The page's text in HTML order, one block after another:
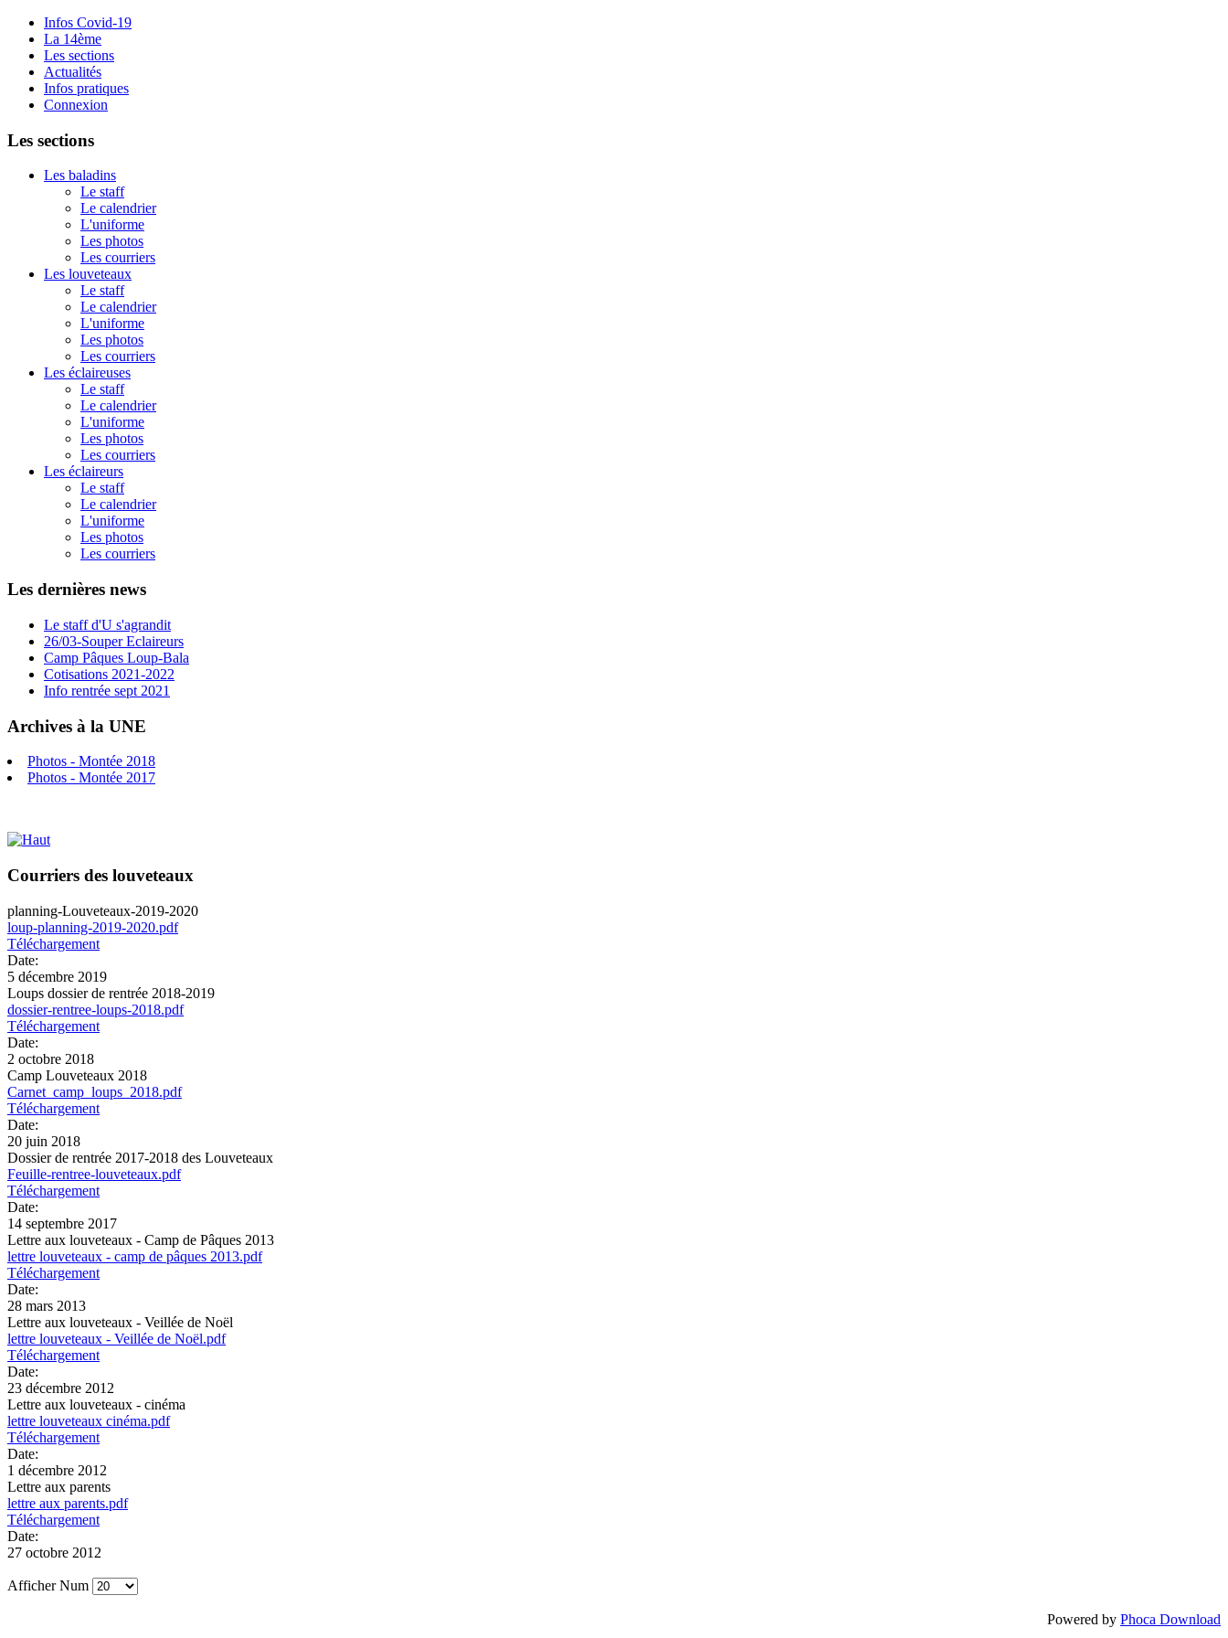
Infos Covid-19
La 14ème
Les sections
Actualités
Infos pratiques
Connexion
Les sections
Les baladins
Le staff
Le calendrier
L'uniforme
Les photos
Les courriers
Les louveteaux
Le staff
Le calendrier
L'uniforme
Les photos
Les courriers
Les éclaireuses
Le staff
Le calendrier
L'uniforme
Les photos
Les courriers
Les éclaireurs
Le staff
Le calendrier
L'uniforme
Les photos
Les courriers
Les dernières news
Le staff d'U s'agrandit
26/03-Souper Eclaireurs
Camp Pâques Loup-Bala
Cotisations 2021-2022
Info rentrée sept 2021
Archives à la UNE
Photos - Montée 2018
Photos - Montée 2017
Courriers des louveteaux
planning-Louveteaux-2019-2020
loup-planning-2019-2020.pdf
Téléchargement
Date:
5 décembre 2019
Loups dossier de rentrée 2018-2019
dossier-rentree-loups-2018.pdf
Téléchargement
Date:
2 octobre 2018
Camp Louveteaux 2018
Carnet_camp_loups_2018.pdf
Téléchargement
Date:
20 juin 2018
Dossier de rentrée 2017-2018 des Louveteaux
Feuille-rentree-louveteaux.pdf
Téléchargement
Date:
14 septembre 2017
Lettre aux louveteaux - Camp de Pâques 2013
lettre louveteaux - camp de pâques 2013.pdf
Téléchargement
Date:
28 mars 2013
Lettre aux louveteaux - Veillée de Noël
lettre louveteaux - Veillée de Noël.pdf
Téléchargement
Date:
23 décembre 2012
Lettre aux louveteaux - cinéma
lettre louveteaux cinéma.pdf
Téléchargement
Date:
1 décembre 2012
Lettre aux parents
lettre aux parents.pdf
Téléchargement
Date:
27 octobre 2012
Afficher Num
Powered by Phoca Download